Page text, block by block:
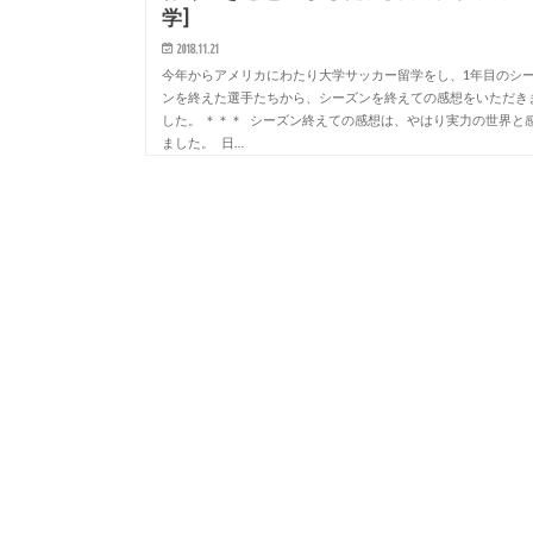
学]
2018.11.21
今年からアメリカにわたり大学サッカー留学をし、1年目のシ
ンを終えた選手たちから、シーズンを終えての感想をいただき
した。 ＊＊＊ シーズン終えての感想は、やはり実力の世界と
ました。 日…